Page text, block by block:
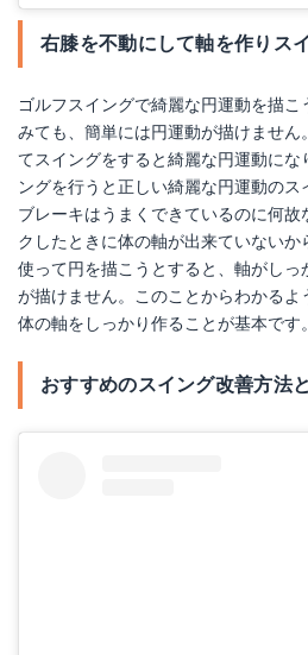
右膝を不動にして軸を作りス
ゴルフスイングで綺麗な円運動を描
みても、簡単には円運動が描けません
てスイングをすると綺麗な円運動にな
ングを行うと正しい綺麗な円運動の
ブレーキはうまくできているのに何故
クしたときに体の軸が出来ていない
使って円を描こうとすると、軸がしっ
が描けません。このことからわかるよ
体の軸をしっかり作ることが基本です。
おすすめのスイング改善方法